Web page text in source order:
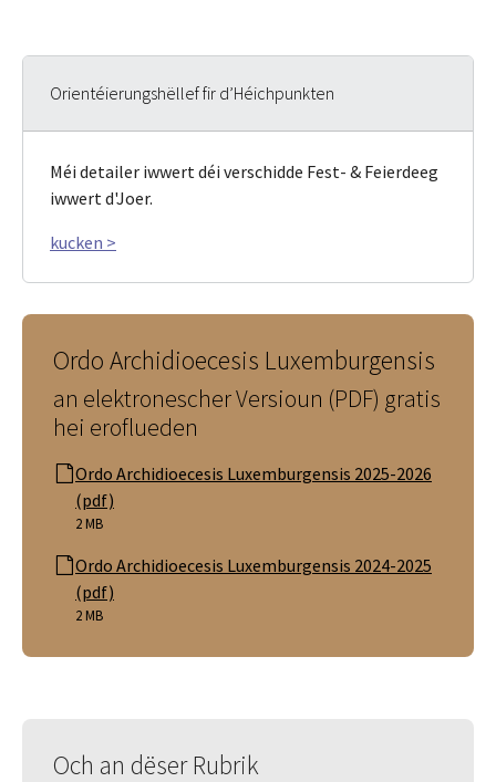
Orientéierungshëllef fir d’Héichpunkten
Méi detailer iwwert déi verschidde Fest- & Feierdeeg
iwwert d'Joer.
kucken >
Ordo Archidioecesis Luxemburgensis
an elektronescher Versioun (PDF) gratis
hei eroflueden
Ordo Archidioecesis Luxemburgensis 2025-2026
(pdf)
2 MB
Ordo Archidioecesis Luxemburgensis 2024-2025
(pdf)
2 MB
Och an dëser Rubrik